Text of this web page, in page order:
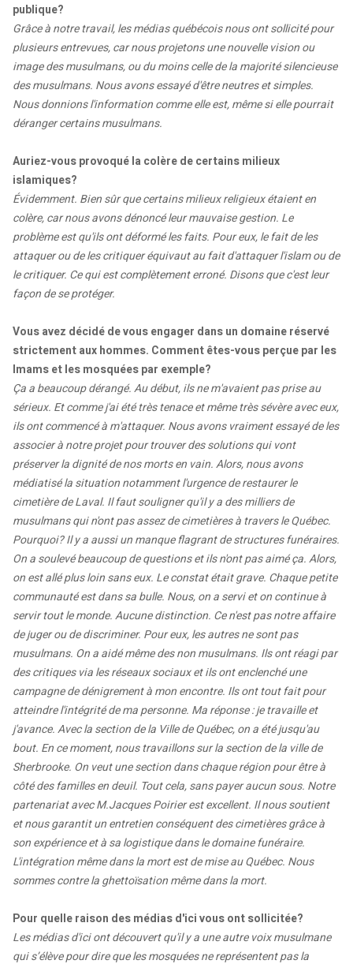
publique?
Grâce à notre travail, les médias québécois nous ont sollicité pour
plusieurs entrevues, car nous projetons une nouvelle vision ou
image des musulmans, ou du moins celle de la majorité silencieuse
des musulmans. Nous avons essayé d'être neutres et simples.
Nous donnions l'information comme elle est, même si elle pourrait
déranger certains musulmans.
Auriez-vous provoqué la colère de certains milieux
islamiques?
Évidemment. Bien sûr que certains milieux religieux étaient en
colère, car nous avons dénoncé leur mauvaise gestion. Le
problème est qu'ils ont déformé les faits. Pour eux, le fait de les
attaquer ou de les critiquer équivaut au fait d'attaquer l'islam ou de
le critiquer. Ce qui est complètement erroné. Disons que c'est leur
façon de se protéger.
Vous avez décidé de vous engager dans un domaine réservé
strictement aux hommes. Comment êtes-vous perçue par les
Imams et les mosquées par exemple?
Ça a beaucoup dérangé. Au début, ils ne m'avaient pas prise au
sérieux. Et comme j'ai été très tenace et même très sévère avec eux,
ils ont commencé à m'attaquer. Nous avons vraiment essayé de les
associer à notre projet pour trouver des solutions qui vont
préserver la dignité de nos morts en vain. Alors, nous avons
médiatisé la situation notamment l'urgence de restaurer le
cimetière de Laval. Il faut souligner qu'il y a des milliers de
musulmans qui n'ont pas assez de cimetières à travers le Québec.
Pourquoi? Il y a aussi un manque flagrant de structures funéraires.
On a soulevé beaucoup de questions et ils n'ont pas aimé ça. Alors,
on est allé plus loin sans eux. Le constat était grave. Chaque petite
communauté est dans sa bulle. Nous, on a servi et on continue à
servir tout le monde. Aucune distinction. Ce n'est pas notre affaire
de juger ou de discriminer. Pour eux, les autres ne sont pas
musulmans. On a aidé même des non musulmans. Ils ont réagi par
des critiques via les réseaux sociaux et ils ont enclenché une
campagne de dénigrement à mon encontre. Ils ont tout fait pour
atteindre l'intégrité de ma personne. Ma réponse : je travaille et
j'avance. Avec la section de la Ville de Québec, on a été jusqu'au
bout. En ce moment, nous travaillons sur la section de la ville de
Sherbrooke. On veut une section dans chaque région pour être à
côté des familles en deuil. Tout cela, sans payer aucun sous. Notre
partenariat avec M.Jacques Poirier est excellent. Il nous soutient
et nous garantit un entretien conséquent des cimetières grâce à
son expérience et à sa logistique dans le domaine funéraire.
L'intégration même dans la mort est de mise au Québec. Nous
sommes contre la ghettoïsation même dans la mort.
Pour quelle raison des médias d'ici vous ont sollicitée?
Les médias d'ici ont découvert qu'il y a une autre voix musulmane
qui s’élève pour dire que les mosquées ne représentent pas la